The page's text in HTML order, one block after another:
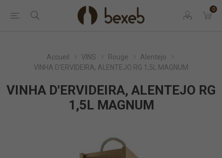
0
Accueil VINS Rouge
Alentejo
VINHA D'ERVIDEIRA, ALENTEJO RG 1,5L MAGNUM
VINHA D'ERVIDEIRA, ALENTEJO RG
1,5L MAGNUM